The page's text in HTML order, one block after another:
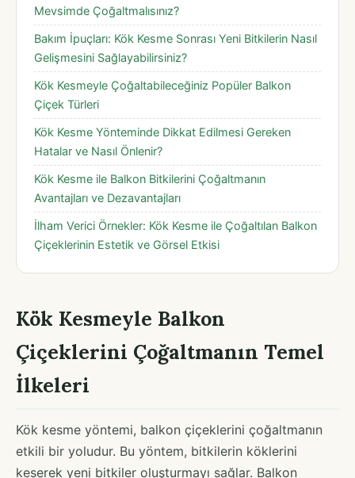
Mevsimde Çoğaltmalısınız?
Bakım İpuçları: Kök Kesme Sonrası Yeni Bitkilerin Nasıl
Gelişmesini Sağlayabilirsiniz?
Kök Kesmeyle Çoğaltabileceğiniz Popüler Balkon
Çiçek Türleri
Kök Kesme Yönteminde Dikkat Edilmesi Gereken
Hatalar ve Nasıl Önlenir?
Kök Kesme ile Balkon Bitkilerini Çoğaltmanın
Avantajları ve Dezavantajları
İlham Verici Örnekler: Kök Kesme ile Çoğaltılan Balkon
Çiçeklerinin Estetik ve Görsel Etkisi
Kök Kesmeyle Balkon
Çiçeklerini Çoğaltmanın Temel
İlkeleri
Kök kesme yöntemi, balkon çiçeklerini çoğaltmanın
etkili bir yoludur. Bu yöntem, bitkilerin köklerini
keserek yeni bitkiler oluşturmayı sağlar. Balkon